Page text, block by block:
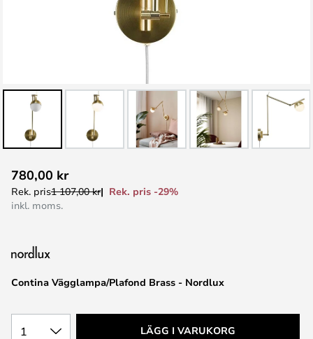
till
början
Contina Vägglampa/Plafond Brass - Nordlux
780,00 kr
Rek. pris1 107,00 kr
Rek. pris -29%
inkl. moms.
1 LÄGG I VARUKORG